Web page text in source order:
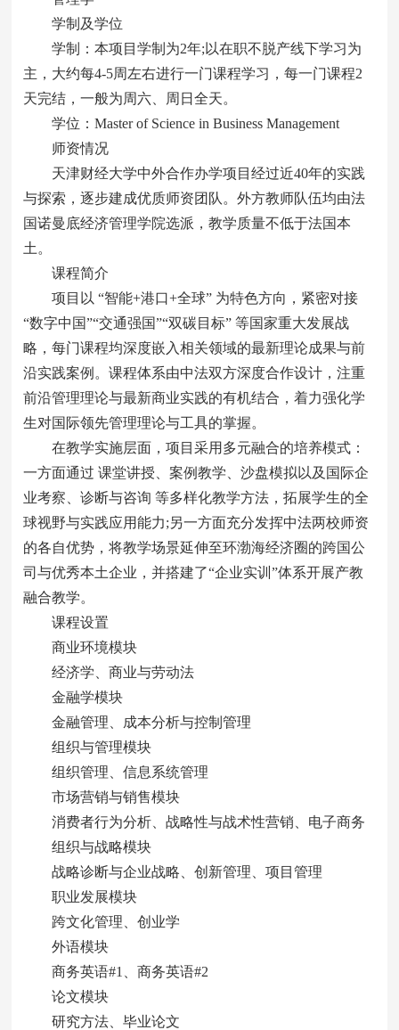
学制及学位
学制：本项目学制为2年;以在职不脱产线下学习为
主，大约每4-5周左右进行一门课程学习，每一门课程2
天完结，一般为周六、周日全天。
学位：Master of Science in Business Management
师资情况
天津财经大学中外合作办学项目经过近40年的实践
与探索，逐步建成优质师资团队。外方教师队伍均由法
国诺曼底经济管理学院选派，教学质量不低于法国本
土。
课程简介
项目以 “智能+港口+全球” 为特色方向，紧密对接
“数字中国”“交通强国”“双碳目标” 等国家重大发展战
略，每门课程均深度嵌入相关领域的最新理论成果与前
沿实践案例。课程体系由中法双方深度合作设计，注重
前沿管理理论与最新商业实践的有机结合，着力强化学
生对国际领先管理理论与工具的掌握。
在教学实施层面，项目采用多元融合的培养模式：
一方面通过 课堂讲授、案例教学、沙盘模拟以及国际企
业考察、诊断与咨询 等多样化教学方法，拓展学生的全
球视野与实践应用能力;另一方面充分发挥中法两校师资
的各自优势，将教学场景延伸至环渤海经济圈的跨国公
司与优秀本土企业，并搭建了“企业实训”体系开展产教
融合教学。
课程设置
商业环境模块
经济学、商业与劳动法
金融学模块
金融管理、成本分析与控制管理
组织与管理模块
组织管理、信息系统管理
市场营销与销售模块
消费者行为分析、战略性与战术性营销、电子商务
组织与战略模块
战略诊断与企业战略、创新管理、项目管理
职业发展模块
跨文化管理、创业学
外语模块
商务英语#1、商务英语#2
论文模块
研究方法、毕业论文